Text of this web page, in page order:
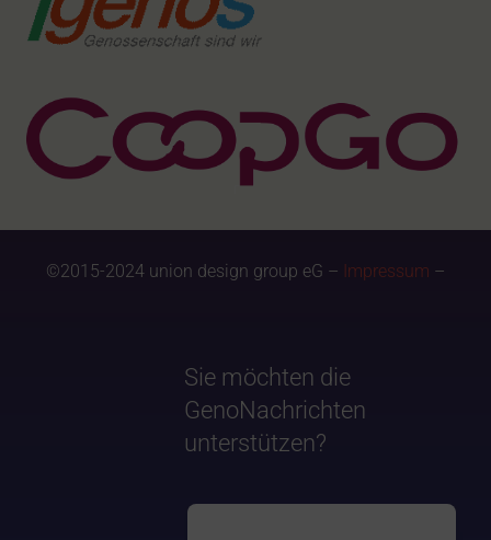
©2015-2024 union design group eG – Impressum –
Sie möchten die
GenoNachrichten
unterstützen?